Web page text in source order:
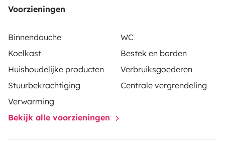
Voorzieningen
Binnendouche
WC
Koelkast
Bestek en borden
Huishoudelijke producten
Verbruiksgoederen
Stuurbekrachtiging
Centrale vergrendeling
Verwarming
Bekijk alle voorzieningen